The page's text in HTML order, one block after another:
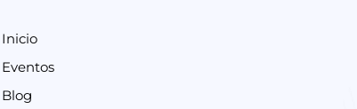
Inicio
Eventos
Blog